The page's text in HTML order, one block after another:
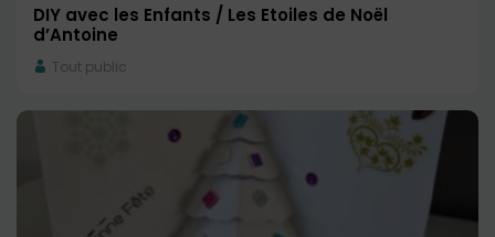
DIY avec les Enfants / Les Etoiles de Noël
d’Antoine
Tout public